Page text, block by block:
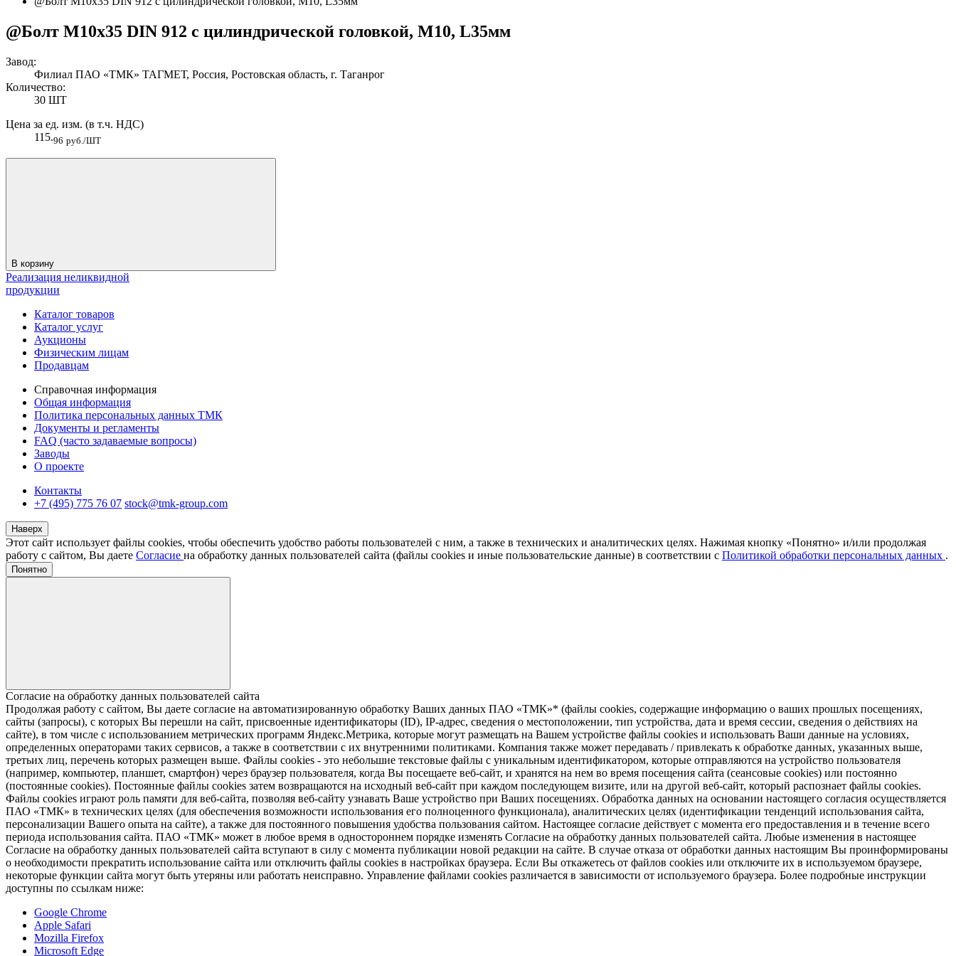
@Болт M10х35 DIN 912 с цилиндрической головкой, M10, L35мм
Завод:
Филиал ПАО «ТМК» ТАГМЕТ, Россия, Ростовская область, г. Таганрог
Количество:
30 ШТ
Цена за ед. изм. (в т.ч. НДС)
115.96 руб./ШТ
В корзину
Реализация неликвидной
продукции
Каталог товаров
Каталог услуг
Аукционы
Физическим лицам
Продавцам
Справочная информация
Общая информация
Политика персональных данных ТМК
Документы и регламенты
FAQ (часто задаваемые вопросы)
Заводы
О проекте
Контакты
+7 (495) 775 76 07 stock@tmk-group.com
Наверх
Этот сайт использует файлы cookies, чтобы обеспечить удобство работы пользователей с ним, а также в технических и аналитических целях. Нажимая кнопку «Понятно» и/или продолжая
работу с сайтом, Вы даете Согласие на обработку данных пользователей сайта (файлы cookies и иные пользовательские данные) в соответствии с Политикой обработки персональных данных .
Понятно
Согласие на обработку данных пользователей сайта
Продолжая работу с сайтом, Вы даете согласие на автоматизированную обработку Ваших данных ПАО «ТМК»* (файлы cookies, содержащие информацию о ваших прошлых посещениях,
сайты (запросы), с которых Вы перешли на сайт, присвоенные идентификаторы (ID), IP-адрес, сведения о местоположении, тип устройства, дата и время сессии, сведения о действиях на
сайте), в том числе с использованием метрических программ Яндекс.Метрика, которые могут размещать на Вашем устройстве файлы cookies и использовать Ваши данные на условиях,
определенных операторами таких сервисов, а также в соответствии с их внутренними политиками. Компания также может передавать / привлекать к обработке данных, указанных выше,
третьих лиц, перечень которых размещен выше. Файлы cookies - это небольшие текстовые файлы с уникальным идентификатором, которые отправляются на устройство пользователя
(например, компьютер, планшет, смартфон) через браузер пользователя, когда Вы посещаете веб-сайт, и хранятся на нем во время посещения сайта (сеансовые cookies) или постоянно
(постоянные cookies). Постоянные файлы cookies затем возвращаются на исходный веб-сайт при каждом последующем визите, или на другой веб-сайт, который распознает файлы cookies.
Файлы cookies играют роль памяти для веб-сайта, позволяя веб-сайту узнавать Ваше устройство при Ваших посещениях. Обработка данных на основании настоящего согласия осуществляется
ПАО «ТМК» в технических целях (для обеспечения возможности использования его полноценного функционала), аналитических целях (идентификации тенденций использования сайта,
персонализации Вашего опыта на сайте), а также для постоянного повышения удобства пользования сайтом. Настоящее согласие действует с момента его предоставления и в течение всего
периода использования сайта. ПАО «ТМК» может в любое время в одностороннем порядке изменять Согласие на обработку данных пользователей сайта. Любые изменения в настоящее
Согласие на обработку данных пользователей сайта вступают в силу с момента публикации новой редакции на сайте. В случае отказа от обработки данных настоящим Вы проинформированы
о необходимости прекратить использование сайта или отключить файлы cookies в настройках браузера. Если Вы откажетесь от файлов cookies или отключите их в используемом браузере,
некоторые функции сайта могут быть утеряны или работать неисправно. Управление файлами cookies различается в зависимости от используемого браузера. Более подробные инструкции
доступны по ссылкам ниже:
Google Chrome
Apple Safari
Mozilla Firefox
Microsoft Edge